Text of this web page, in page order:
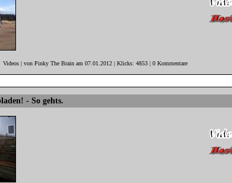
Videos | von Pinky The Brain am 07.01.2012 | Klicks: 4853 | 0 Kommentare
- So gehts.